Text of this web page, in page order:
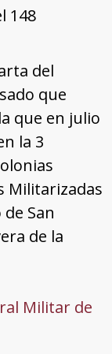
148
del
que
que en julio
la 3
Militarizadas
San
de la
Militar de